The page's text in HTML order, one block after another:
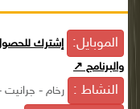
الموبايل: إشترك
والبرنامج ↗
النشاط : رخام -